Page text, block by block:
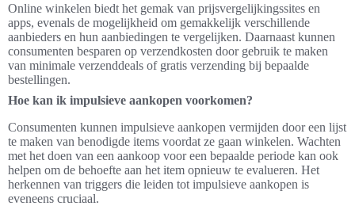
Online winkelen biedt het gemak van prijsvergelijkingssites en
apps, evenals de mogelijkheid om gemakkelijk verschillende
aanbieders en hun aanbiedingen te vergelijken. Daarnaast kunnen
consumenten besparen op verzendkosten door gebruik te maken
van minimale verzenddeals of gratis verzending bij bepaalde
bestellingen.
Hoe kan ik impulsieve aankopen voorkomen?
Consumenten kunnen impulsieve aankopen vermijden door een lijst
te maken van benodigde items voordat ze gaan winkelen. Wachten
met het doen van een aankoop voor een bepaalde periode kan ook
helpen om de behoefte aan het item opnieuw te evalueren. Het
herkennen van triggers die leiden tot impulsieve aankopen is
eveneens cruciaal.